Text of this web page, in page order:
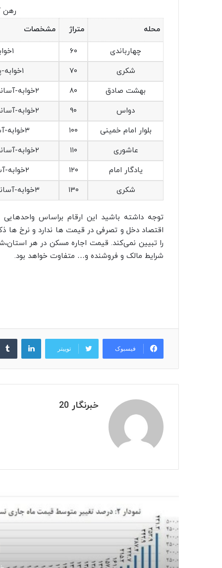
رهن
محله
متراژ مشخصات
چهارباندی ۶۰ ۱خوابه-پارکینگ
شکری
۷۰ ۱خوابه-پارکینگ،انباری
بهشت صادق
۸۰ ۲خوابه-آسانسور،پارکینگ،انباری
دواس
۹۰ ۲خوابه-آسانسور،پارکینگ،انباری
بلوار امام خمینی
۱۰۰ ۳خوابه-آسانسور،پارکینگ
عاشوری
۱۱۰ ۲خوابه-آسانسور،پارکینگ،انباری
یادگار امام
۱۲۰ ۲خوابه-آسانسور،پارکینگ
شکری
۱۳۰ ۳خوابه-آسانسور،پارکینگ،انباری
توجه داشته‌ باشید این ارقام براساس
اقتصاد دخل و تصرفی در قیمت ها ندارد و نرخ
را تبیین نمی‌کند. قیمت اجاره مسکن در هر
شرایط مالک و فروشنده و… متفاوت خواهد بود.
فیسبوک توییتر
لینکدین
خبرنگار 20